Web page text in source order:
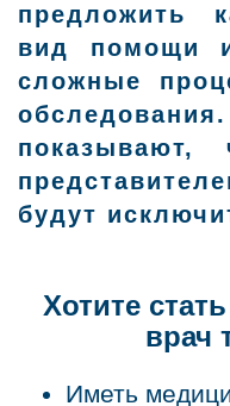
предложить
вид помощи
сложные
показывают,
будут
Хотите
врач
Иметь